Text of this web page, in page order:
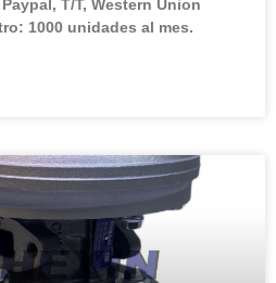
T/T, Western Union
1000 unidades al mes.